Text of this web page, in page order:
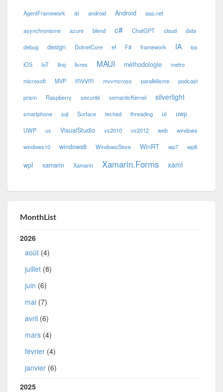
AgentFramework ai android Android asp.net
asynchronisme azure blend c# ChatGPT cloud data
debug design DotnetCore ef F# framework IA ios
iOS IoT linq livres MAUI méthodologie metro
microsoft MVP mvvm mvvmcross parallélisme podcast
prism Raspberry securité semanticKernel silverlight
smartphone sql Surface teched threading ui uwp
UWP ux VisualStudio vs2010 vs2012 web windows
windows10 windows8 WindowsStore WinRT wp7 wp8
wpf xamarin Xamarin Xamarin.Forms xaml
MonthList
2026
août (4)
juillet (8)
juin (6)
mai (7)
avril (6)
mars (4)
février (4)
janvier (6)
2025